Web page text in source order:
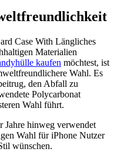
Case With Längliches
Materialien
kaufen möchtest, ist
Wahl. Es
den Abfall zu
Polycarbonat
Wahl führt.
Jahre hinweg verwendet
Wahl für iPhone Nutzer
wünschen.